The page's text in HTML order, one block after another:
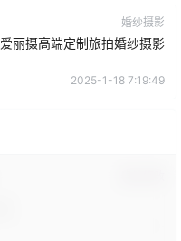
婚纱摄影
爱丽摄高端定制旅拍婚纱摄影
2025-1-18 7:19:49